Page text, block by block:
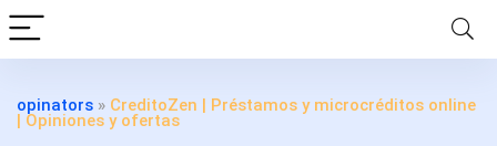
opinators » CreditoZen | Préstamos y microcréditos online
| Opiniones y ofertas